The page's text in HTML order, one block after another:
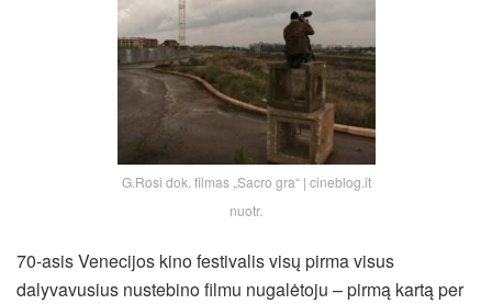
G.Rosi dok. filmas „Sacro gra“ | cineblog.it
nuotr.
70-asis Venecijos kino festivalis visų pirma visus
dalyvavusius nustebino filmu nugalėtoju – pirmą kartą per